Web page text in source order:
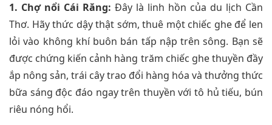
1. Chợ nổi Cái Răng: Đây là linh hồn của du lịch Cần
Thơ. Hãy thức dậy thật sớm, thuê một chiếc ghe để len
lỏi vào không khí buôn bán tấp nập trên sông. Bạn sẽ
được chứng kiến cảnh hàng trăm chiếc ghe thuyền đầy
ắp nông sản, trái cây trao đổi hàng hóa và thưởng thức
bữa sáng độc đáo ngay trên thuyền với tô hủ tiếu, bún
riêu nóng hổi.